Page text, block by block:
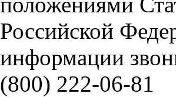
Российской
информации
(800) 222-06-81